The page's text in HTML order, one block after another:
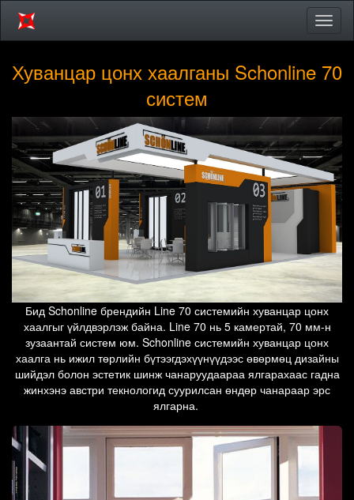
Хуванцар цонх хаалганы Schonline 70
систем
Бид Schonline брендийн Line 70 системийн хуванцар цонх
хаалгыг үйлдвэрлэж байна. Line 70 нь 5 камертай, 70 мм-н
зузаантай систем юм. Schonline системийн хуванцар цонх
хаалга нь ижил төрлийн бүтээгдэхүүнүүдээс өвөрмөц дизайны
шийдэл болон эстетик шинж чанаруудаараа ялгарахаас гадна
жинхэнэ австри текнологид суурилсан өндөр чанараар эрс
ялгарна.